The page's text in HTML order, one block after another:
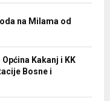
na Milama od
Kakanj i KK
Bosne i